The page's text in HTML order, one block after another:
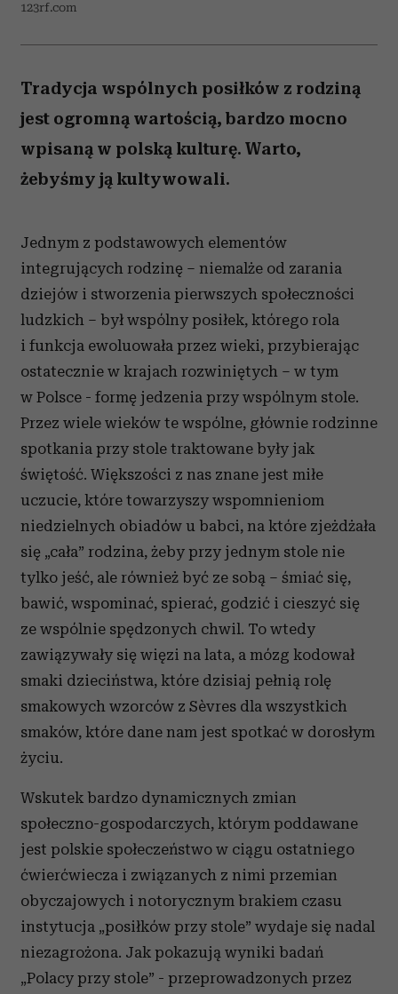
123rf.com
Tradycja wspólnych posiłków z rodziną
jest ogromną wartością, bardzo mocno
wpisaną w polską kulturę. Warto,
żebyśmy ją kultywowali.
Jednym z podstawowych elementów
integrujących rodzinę – niemalże od zarania
dziejów i stworzenia pierwszych społeczności
ludzkich – był wspólny posiłek, którego rola
i funkcja ewoluowała przez wieki, przybierając
ostatecznie w krajach rozwiniętych – w tym
w Polsce - formę jedzenia przy wspólnym stole.
Przez wiele wieków te wspólne, głównie rodzinne
spotkania przy stole traktowane były jak
świętość. Większości z nas znane jest miłe
uczucie, które towarzyszy wspomnieniom
niedzielnych obiadów u babci, na które zjeżdżała
się „cała” rodzina, żeby przy jednym stole nie
tylko jeść, ale również być ze sobą – śmiać się,
bawić, wspominać, spierać, godzić i cieszyć się
ze wspólnie spędzonych chwil. To wtedy
zawiązywały się więzi na lata, a mózg kodował
smaki dzieciństwa, które dzisiaj pełnią rolę
smakowych wzorców z Sèvres dla wszystkich
smaków, które dane nam jest spotkać w dorosłym
życiu.
Wskutek bardzo dynamicznych zmian
społeczno-gospodarczych, którym poddawane
jest polskie społeczeństwo w ciągu ostatniego
ćwierćwiecza i związanych z nimi przemian
obyczajowych i notorycznym brakiem czasu
instytucja „posiłków przy stole” wydaje się nadal
niezagrożona. Jak pokazują wyniki badań
„Polacy przy stole” - przeprowadzonych przez